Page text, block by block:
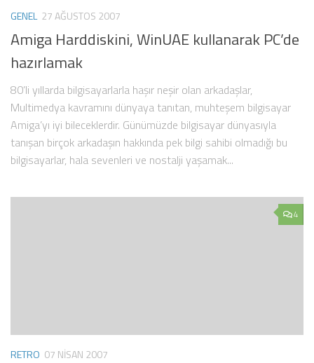
GENEL 27 AĞUSTOS 2007
Amiga Harddiskini, WinUAE kullanarak PC’de
hazırlamak
80’li yıllarda bilgisayarlarla haşır neşir olan arkadaşlar,
Multimedya kavramını dünyaya tanıtan, muhteşem bilgisayar
Amiga’yı iyi bileceklerdir. Günümüzde bilgisayar dünyasıyla
tanışan birçok arkadaşın hakkında pek bilgi sahibi olmadığı bu
bilgisayarlar, hala sevenleri ve nostalji yaşamak...
4
RETRO 07 NISAN 2007